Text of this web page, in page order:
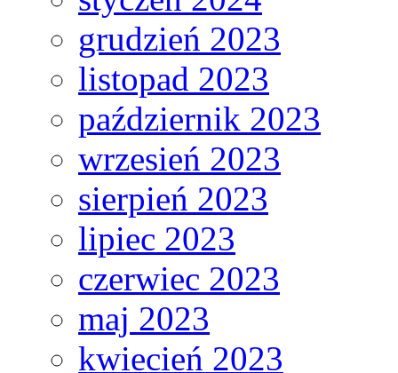
grudzień 2023
listopad 2023
październik 2023
wrzesień 2023
sierpień 2023
lipiec 2023
czerwiec 2023
maj 2023
kwiecień 2023